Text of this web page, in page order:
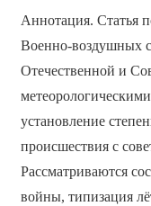
Аннотация. Статья
Военно-воздушных
Отечественной и
установление
происшествия с
Рассматриваются
войны, типизация